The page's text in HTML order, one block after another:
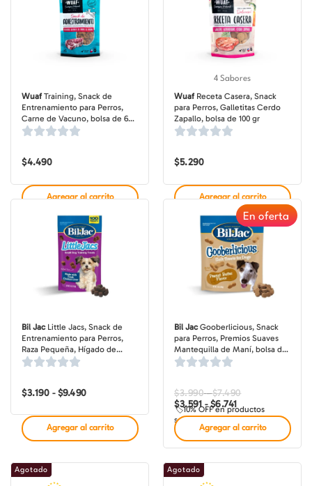
WuafTraining, Snack de
Entrenamiento para Perros,
Carne de Vacuno, bolsa de 60
gr
$4.490
Agregar al carrito
4 Sabores
WuafReceta Casera, Snack
para Perros, Galletitas Cerdo
Zapallo, bolsa de 100 gr
$5.290
Agregar al carrito
Bil JacLittle Jacs, Snack de
Entrenamiento para Perros,
Raza Pequeña, Hígado de
Pollo, bolsa de 113-283 gr
$3.190 - $9.490Rango
precios:
desde
$3.190
hasta
Agregar al carrito
Bil JacGooberlicious, Snack
para Perros, Premios Suaves
Mantequilla de Maní, bolsa de
113-283 gr
En oferta
$3.990 - $7.490Rango
precios:
desde
$3.990
hasta
$3.591 - $6.741
Rango
de
precios:
desde
$3.591
hasta
🏷️10% OFF en productos
seleccionados
Agregar al carrito
Agotado Agotado